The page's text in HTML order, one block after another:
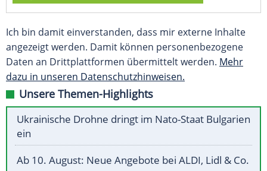
Ich bin damit einverstanden, dass mir externe Inhalte
angezeigt werden. Damit können personenbezogene
Daten an Drittplattformen übermittelt werden. Mehr
dazu in unseren Datenschutzhinweisen.
Unsere Themen-Highlights
Ukrainische Drohne dringt im Nato-Staat Bulgarien
ein
Ab 10. August: Neue Angebote bei ALDI, Lidl & Co.